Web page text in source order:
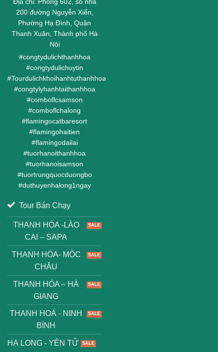
200 đường Nguyễn Xiển,
Phường Hạ Đình, Quận
Thanh Xuân, Thành phố Hà
Nội
#congtydulichthanhhoa
#congtydulichuytin
#Tourdulichkhoihanhtuthanhhoa
#congtylyhanhtaithanhhoa
#comboflcsamson
#comboflchalong
#flamingocatbaresort
#flamingohaitien
#flamingodailai
#tuorhanoithanhhoa
#tuorhanoisamson
#tuortrungquocduongbo
#duthuyenhalong1ngay
Tour Bán Chạy
THANH HÓA -LÀO
CAI – SAPA
THANH HÓA- MỘC
CHÂU
THANH HÓA – HÀ
GIANG
THANH HOÁ - NINH
BÌNH
HẠ LONG - YÊN TỬ